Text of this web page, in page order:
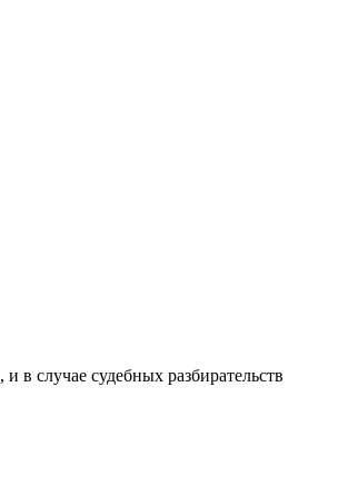
в случае судебных разбирательств